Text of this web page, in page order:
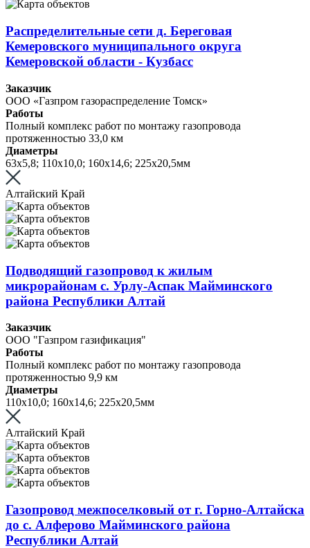
Распределительные сети д. Береговая
Кемеровского муниципального округа
Кемеровской области - Кузбасс
Заказчик
ООО «Газпром газораспределение Томск»
Работы
Полный комплекс работ по монтажу газопровода
протяженностью 33,0 км
Диаметры
63х5,8; 110х10,0; 160х14,6; 225х20,5мм
Алтайский Край
Подводящий газопровод к жилым
микрорайонам с. Урлу-Аспак Майминского
района Республики Алтай
Заказчик
ООО "Газпром газификация"
Работы
Полный комплекс работ по монтажу газопровода
протяженностью 9,9 км
Диаметры
110х10,0; 160х14,6; 225х20,5мм
Алтайский Край
Газопровод межпоселковый от г. Горно-Алтайска
до с. Алферово Майминского района
Республики Алтай